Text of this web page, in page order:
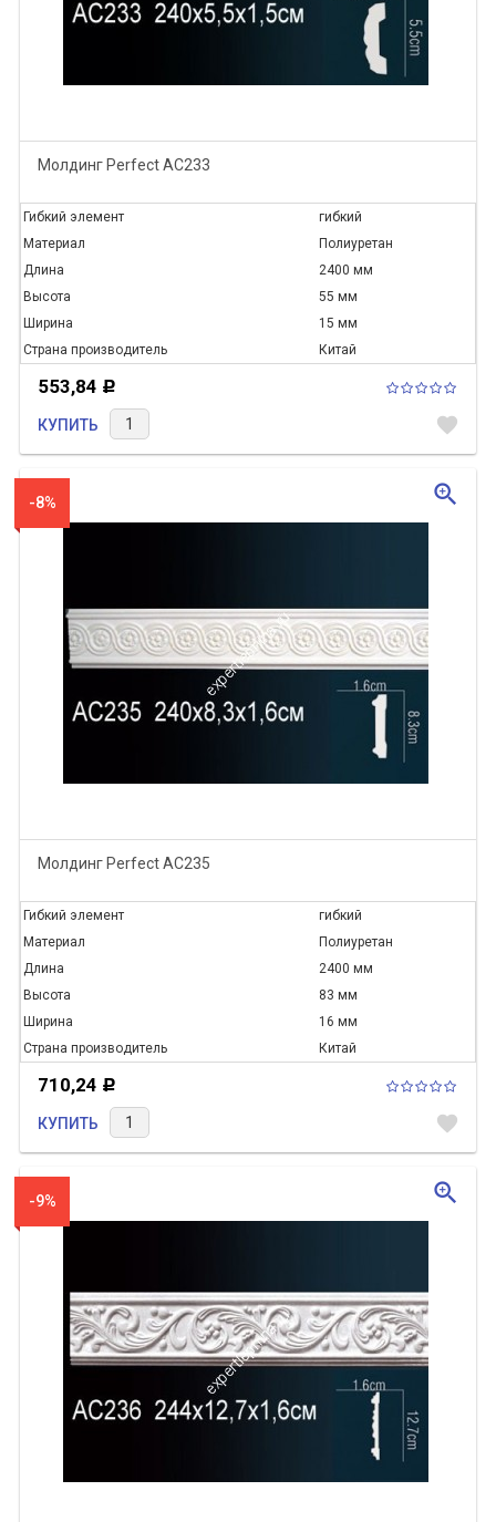
Молдинг Perfect AC233
Гибкий элемент
гибкий
Материал
Полиуретан
Длина
2400 мм
Высота
55 мм
Ширина
15 мм
Страна производитель
Китай
553,84 Р
КУПИТЬ favorite
-8%
Молдинг Perfect AC235
Гибкий элемент
гибкий
Материал
Полиуретан
Длина
2400 мм
Высота
83 мм
Ширина
16 мм
Страна производитель
Китай
710,24 Р
КУПИТЬ favorite
zoom_in
-9% zoom_in